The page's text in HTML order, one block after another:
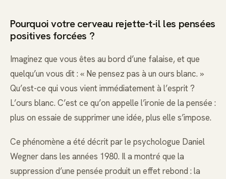
Pourquoi votre cerveau rejette-t-il les pensées
positives forcées ?
Imaginez que vous êtes au bord d’une falaise, et que
quelqu’un vous dit : « Ne pensez pas à un ours blanc. »
Qu’est-ce qui vous vient immédiatement à l’esprit ?
L’ours blanc. C’est ce qu’on appelle l’ironie de la pensée :
plus on essaie de supprimer une idée, plus elle s’impose.
Ce phénomène a été décrit par le psychologue Daniel
Wegner dans les années 1980. Il a montré que la
suppression d’une pensée produit un effet rebond : la